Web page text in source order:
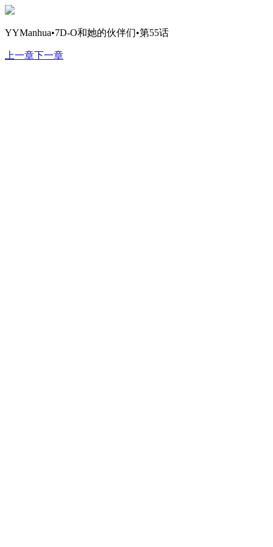
YYManhua•7D-O和她的伙伴们•第55话
上一章下一章